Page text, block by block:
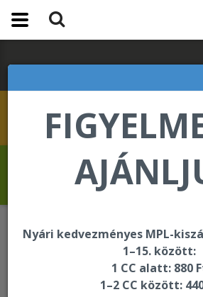
Nyári kedvezményes MPL-
1–15. között:
1 CC alatt: 880
1–2 CC között:
Szabó Regina üdvözli
internetes
C9
C9 Aloe Peaches - Ultra